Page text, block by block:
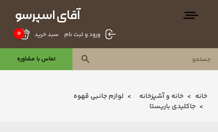
ورود و ثبت نام 0 سبد خرید
تماس با مشاوره
خانه خانه و آشپزخانه
لوازم جانبی قهوه
جاکلیدی باریستا